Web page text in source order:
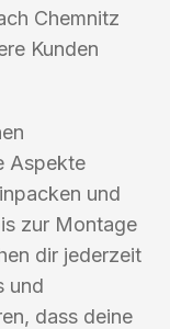
Chemnitz
Kunden
Aspekte
und
zur Montage
dir jederzeit
und
dass deine